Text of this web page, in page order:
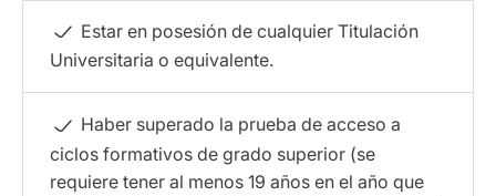
Estar en posesión de cualquier Titulación
Universitaria o equivalente.
Haber superado la prueba de acceso a
ciclos formativos de grado superior (se
requiere tener al menos 19 años en el año que